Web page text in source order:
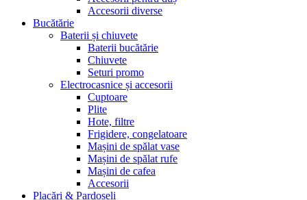
Accesorii diverse
Bucătărie
Baterii și chiuvete
Baterii bucătărie
Chiuvete
Seturi promo
Electrocasnice și accesorii
Cuptoare
Plite
Hote, filtre
Frigidere, congelatoare
Mașini de spălat vase
Mașini de spălat rufe
Mașini de cafea
Accesorii
Placări & Pardoseli